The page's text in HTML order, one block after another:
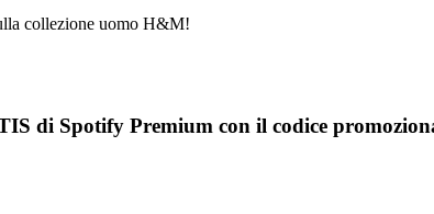
collezione uomo H&M!
di Spotify Premium con il codice